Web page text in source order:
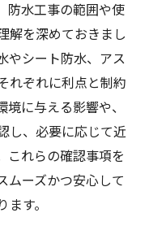
防水工事の範囲や使
解を深めておきまし
やシート防水、アス
れぞれに利点と制約
に与える影響や、
し、必要に応じて近
これらの確認事項を
ムーズかつ安心して
す。